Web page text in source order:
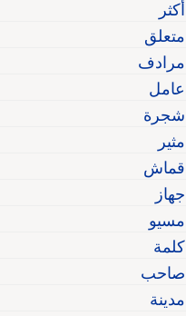
أكثر
متعلق
مرادف
عامل
شجرة
مثير
قماش
جهاز
مسيو
كلمة
صاحب
مدينة